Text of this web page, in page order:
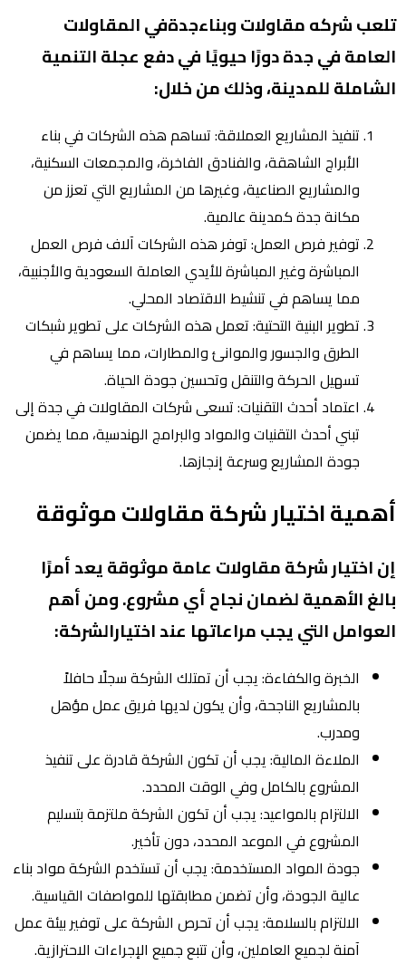
تلعب شركه مقاولات وبناءجدةفي المقاولات
العامة في جدة دورًا حيويًا في دفع عجلة التنمية
الشاملة للمدينة، وذلك من خلال:
تنفيذ المشاريع العملاقة: تساهم هذه الشركات في بناء
الأبراج الشاهقة، والفنادق الفاخرة، والمجمعات السكنية،
والمشاريع الصناعية، وغيرها من المشاريع التي تعزز من
مكانة جدة كمدينة عالمية.
توفير فرص العمل: توفر هذه الشركات آلاف فرص العمل
المباشرة وغير المباشرة للأيدي العاملة السعودية والأجنبية،
مما يساهم في تنشيط الاقتصاد المحلي.
تطوير البنية التحتية: تعمل هذه الشركات على تطوير شبكات
الطرق والجسور والموانئ والمطارات، مما يساهم في
تسهيل الحركة والتنقل وتحسين جودة الحياة.
اعتماد أحدث التقنيات: تسعى شركات المقاولات في جدة إلى
تبني أحدث التقنيات والمواد والبرامج الهندسية، مما يضمن
جودة المشاريع وسرعة إنجازها.
أهمية اختيار شركة مقاولات موثوقة
إن اختيار شركة مقاولات عامة موثوقة يعد أمرًا
بالغ الأهمية لضمان نجاح أي مشروع. ومن أهم
العوامل التي يجب مراعاتها عند اختيارالشركة:
الخبرة والكفاءة: يجب أن تمتلك الشركة سجلًا حافلاً
بالمشاريع الناجحة، وأن يكون لديها فريق عمل مؤهل
ومدرب.
الملاءة المالية: يجب أن تكون الشركة قادرة على تنفيذ
المشروع بالكامل وفي الوقت المحدد.
الالتزام بالمواعيد: يجب أن تكون الشركة ملتزمة بتسليم
المشروع في الموعد المحدد، دون تأخير.
جودة المواد المستخدمة: يجب أن تستخدم الشركة مواد بناء
عالية الجودة، وأن تضمن مطابقتها للمواصفات القياسية.
الالتزام بالسلامة: يجب أن تحرص الشركة على توفير بيئة عمل
آمنة لجميع العاملين، وأن تتبع جميع الإجراءات الاحترازية.